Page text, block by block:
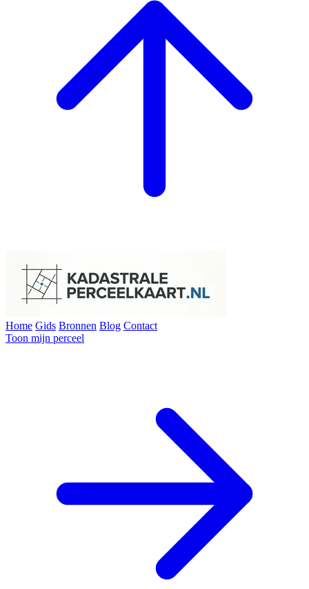
Home Gids Bronnen Blog Contact
Toon mijn perceel